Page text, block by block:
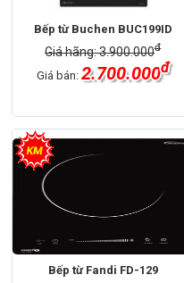
Bếp từ Buchen BUC199ID
Giá hãng: 3.900.000đ
Giá bán: 2.700.000đ
Bếp từ Fandi FD-129